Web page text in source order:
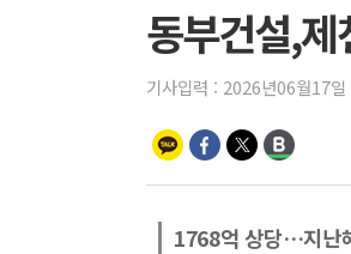
동부건설,
기사입력 : 2026년06월17
1768억 상당…지난